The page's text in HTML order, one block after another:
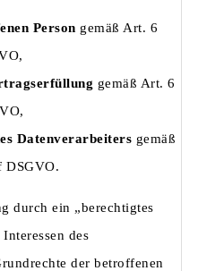
Person gemäß Art. 6
gemäß Art. 6
Datenverarbeiters gemäß
DSGVO.
durch ein „berechtigtes
des
der betroffenen